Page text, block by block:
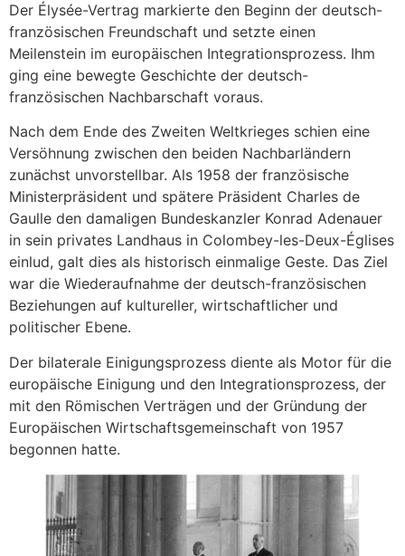
Der Élysée-Vertrag markierte den Beginn der deutsch-
französischen Freundschaft und setzte einen
Meilenstein im europäischen Integrationsprozess. Ihm
ging eine bewegte Geschichte der deutsch-
französischen Nachbarschaft voraus.
Nach dem Ende des Zweiten Weltkrieges schien eine
Versöhnung zwischen den beiden Nachbarländern
zunächst unvorstellbar. Als 1958 der französische
Ministerpräsident und spätere Präsident Charles de
Gaulle den damaligen Bundeskanzler Konrad Adenauer
in sein privates Landhaus in Colombey-les-Deux-Églises
einlud, galt dies als historisch einmalige Geste. Das Ziel
war die Wiederaufnahme der deutsch-französischen
Beziehungen auf kultureller, wirtschaftlicher und
politischer Ebene.
Der bilaterale Einigungsprozess diente als Motor für die
europäische Einigung und den Integrationsprozess, der
mit den Römischen Verträgen und der Gründung der
Europäischen Wirtschaftsgemeinschaft von 1957
begonnen hatte.